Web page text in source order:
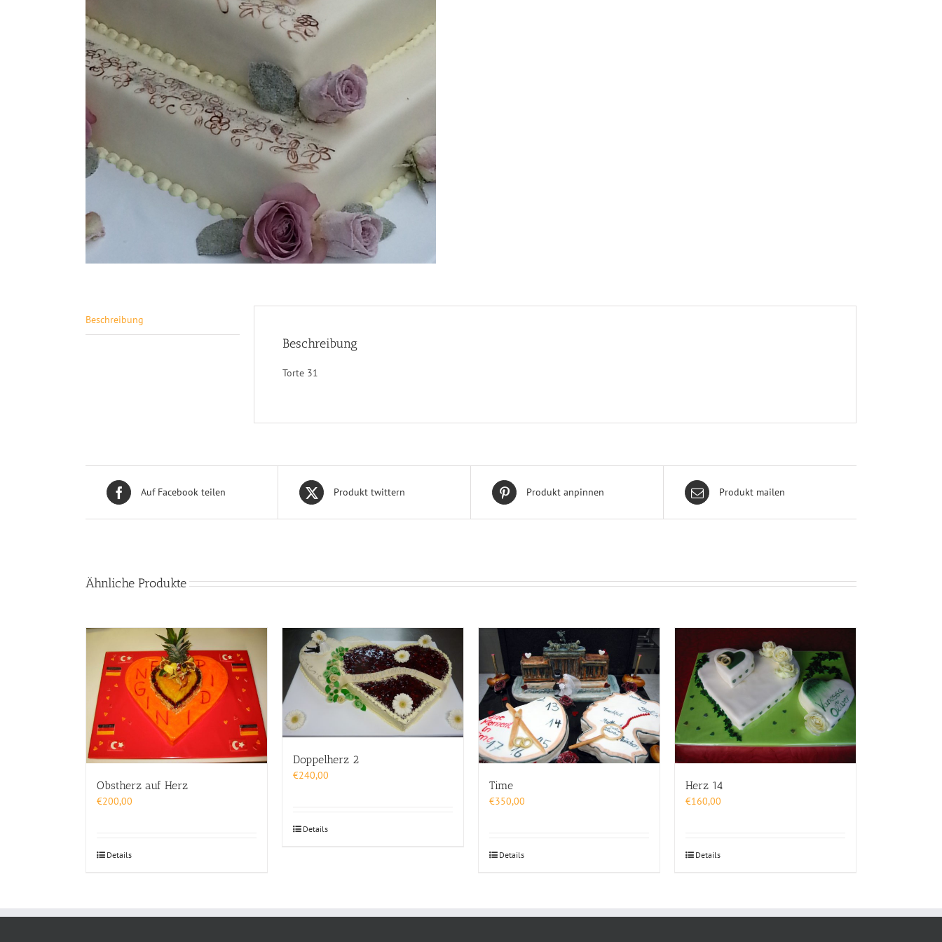
Beschreibung
Beschreibung
Torte 31
Auf Facebook teilen Produkt twittern Produkt anpinnen Produkt mailen
Ähnliche Produkte
Obstherz auf Herz
€200,00
Details
Doppelherz 2
€240,00
Details
Time
€350,00
Details
Herz 14
€160,00
Details